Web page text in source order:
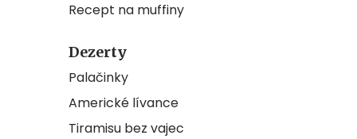
Recept na muffiny
Dezerty
Palačinky
Americké lívance
Tiramisu bez vajec